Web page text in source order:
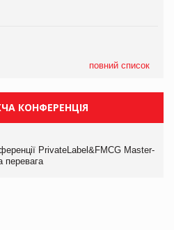
повний список
КОНФЕРЕНЦІЯ
PrivateLabel&FMCG Master-
перевага